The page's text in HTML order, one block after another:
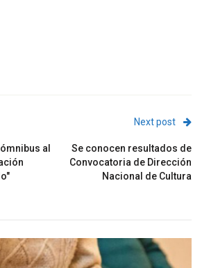
al
Next post
Se conocen resultados de
Convocatoria de Dirección
Nacional de Cultura